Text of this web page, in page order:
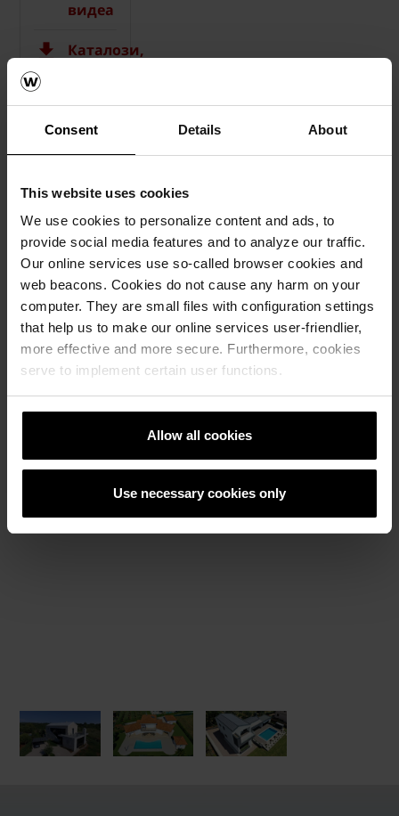
Consent Details About
This website uses cookies
We use cookies to personalize content and ads, to
provide social media features and to analyze our traffic.
Our online services use so-called browser cookies and
web beacons. Cookies do not cause any harm on your
computer. They are small files with configuration settings
that help us to make our online services user-friendlier,
more effective and more secure. Furthermore, cookies
serve to implement certain user functions.
Allow all cookies
Use necessary cookies only
видеа
Каталози,
Референтни објекти
РЕФЕРЕНТНИ ОБЕКТИ